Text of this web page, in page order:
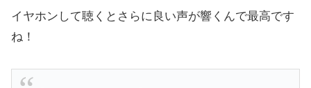
イヤホンして聴くとさらに良い声が響くんで最高です
ね！